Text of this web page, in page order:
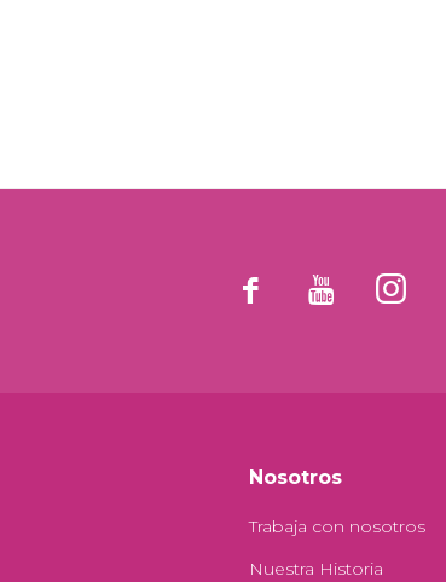
  
Nosotros
Trabaja con nosotros
Nuestra Historia